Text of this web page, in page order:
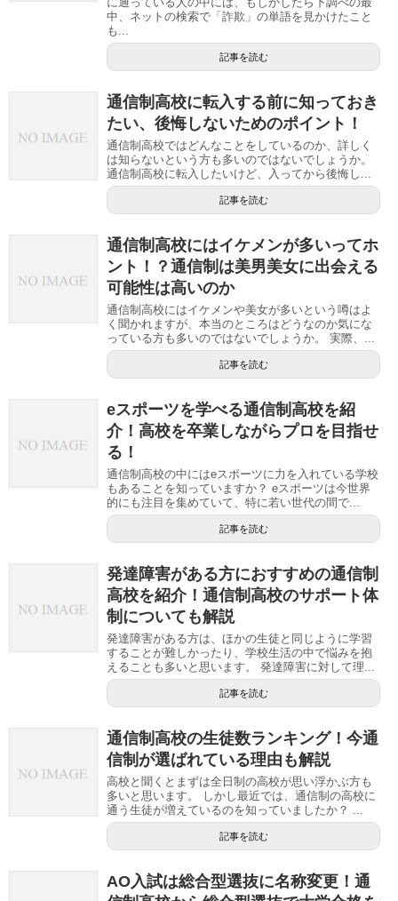
中、ネットの検索で「詐欺」の単語を見かけたこと
も...
記事を読む
通信制高校に転入する前に知っておき
たい、後悔しないためのポイント！
通信制高校ではどんなことをしているのか、詳しく
は知らないという方も多いのではないでしょうか。
通信制高校に転入したいけど、入ってから後悔し...
記事を読む
通信制高校にはイケメンが多いってホ
ント！？通信制は美男美女に出会える
可能性は高いのか
通信制高校にはイケメンや美女が多いという噂はよ
く聞かれますが、本当のところはどうなのか気にな
っている方も多いのではないでしょうか。 実際、...
記事を読む
eスポーツを学べる通信制高校を紹
介！高校を卒業しながらプロを目指せ
る！
通信制高校の中にはeスポーツに力を入れている学校
もあることを知っていますか？ eスポーツは今世界
的にも注目を集めていて、特に若い世代の間で...
記事を読む
発達障害がある方におすすめの通信制
高校を紹介！通信制高校のサポート体
制についても解説
発達障害がある方は、ほかの生徒と同じように学習
することが難しかったり、学校生活の中で悩みを抱
えることも多いと思います。 発達障害に対して理...
記事を読む
通信制高校の生徒数ランキング！今通
信制が選ばれている理由も解説
高校と聞くとまずは全日制の高校が思い浮かぶ方も
多いと思います。 しかし最近では、通信制の高校に
通う生徒が増えているのを知っていましたか？ ...
記事を読む
AO入試は総合型選抜に名称変更！通